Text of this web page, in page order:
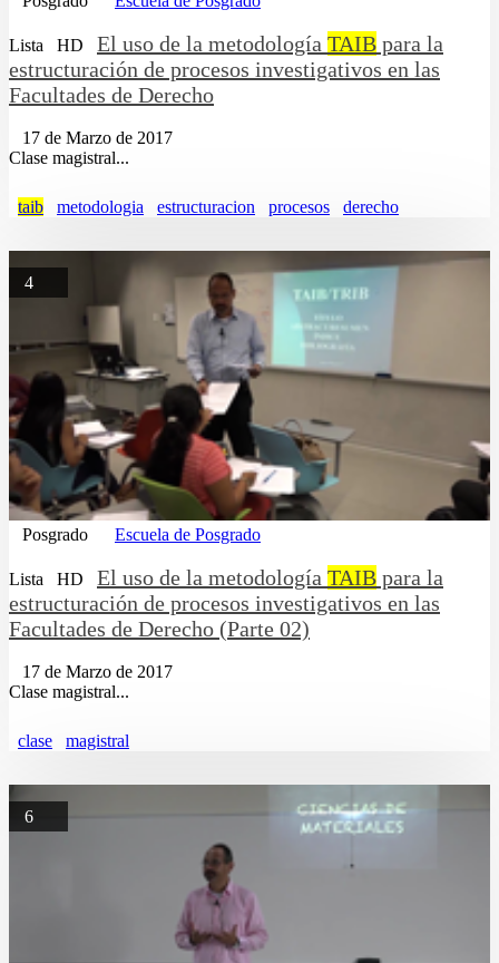
Lista HD El uso de la metodología TAIB para la
estructuración de procesos investigativos en las
Facultades de Derecho
17 de Marzo de 2017
Clase magistral...
taib metodologia estructuracion procesos derecho
4
Posgrado Escuela de Posgrado
Lista HD El uso de la metodología TAIB para la
estructuración de procesos investigativos en las
Facultades de Derecho (Parte 02)
17 de Marzo de 2017
Clase magistral...
clase magistral
6